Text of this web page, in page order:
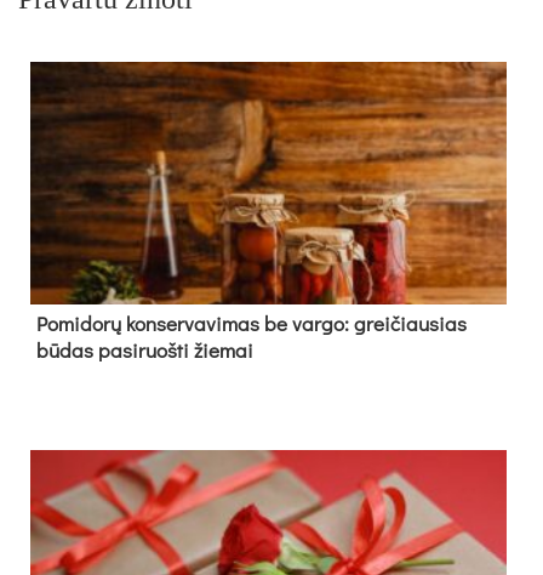
Pomidorų konservavimas be vargo: greičiausias
būdas pasiruošti žiemai